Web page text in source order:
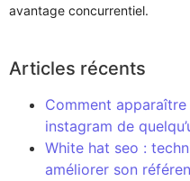
avantage concurrentiel.
Articles récents
Comment
instagram de
White hat seo :
améliorer son